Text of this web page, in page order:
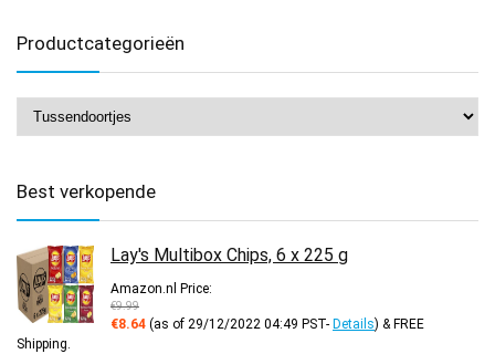
Productcategorieën
Best verkopende
Lay's Multibox Chips, 6 x 225 g
Amazon.nl Price:
€9.99
Oorspronkelijke
€8.64 Huidige
prijs
(as of 29/12/2022 04:49 PST- Details) & FREE
Shipping